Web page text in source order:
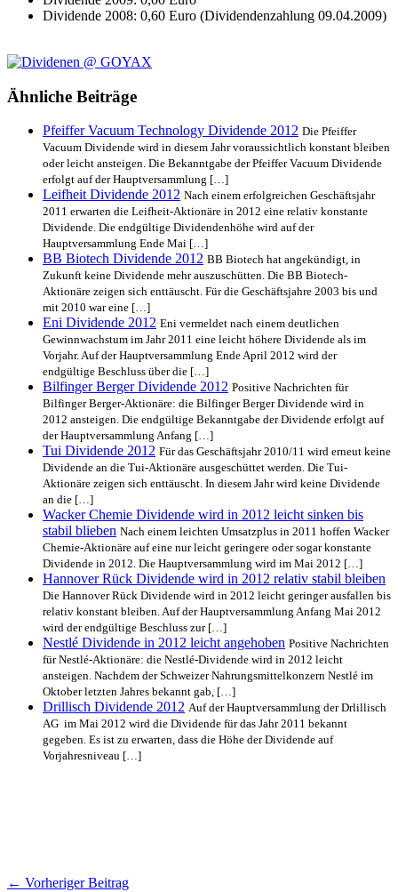
Dividende 2008: 0,60 Euro (Dividendenzahlung 09.04.2009)
Ähnliche Beiträge
Pfeiffer Vacuum Technology Dividende 2012 Die Pfeiffer
Vacuum Dividende wird in diesem Jahr voraussichtlich konstant bleiben
oder leicht ansteigen. Die Bekanntgabe der Pfeiffer Vacuum Dividende
erfolgt auf der Hauptversammlung […]
Leifheit Dividende 2012 Nach einem erfolgreichen Geschäftsjahr
2011 erwarten die Leifheit-Aktionäre in 2012 eine relativ konstante
Dividende. Die endgültige Dividendenhöhe wird auf der
Hauptversammlung Ende Mai […]
BB Biotech Dividende 2012 BB Biotech hat angekündigt, in
Zukunft keine Dividende mehr auszuschütten. Die BB Biotech-
Aktionäre zeigen sich enttäuscht. Für die Geschäftsjahre 2003 bis und
mit 2010 war eine […]
Eni Dividende 2012 Eni vermeldet nach einem deutlichen
Gewinnwachstum im Jahr 2011 eine leicht höhere Dividende als im
Vorjahr. Auf der Hauptversammlung Ende April 2012 wird der
endgültige Beschluss über die […]
Bilfinger Berger Dividende 2012 Positive Nachrichten für
Bilfinger Berger-Aktionäre: die Bilfinger Berger Dividende wird in
2012 ansteigen. Die endgültige Bekanntgabe der Dividende erfolgt auf
der Hauptversammlung Anfang […]
Tui Dividende 2012 Für das Geschäftsjahr 2010/11 wird erneut keine
Dividende an die Tui-Aktionäre ausgeschüttet werden. Die Tui-
Aktionäre zeigen sich enttäuscht. In diesem Jahr wird keine Dividende
an die […]
Wacker Chemie Dividende wird in 2012 leicht sinken bis
stabil blieben Nach einem leichten Umsatzplus in 2011 hoffen Wacker
Chemie-Aktionäre auf eine nur leicht geringere oder sogar konstante
Dividende in 2012. Die Hauptversammlung wird im Mai 2012 […]
Hannover Rück Dividende wird in 2012 relativ stabil bleiben
Die Hannover Rück Dividende wird in 2012 leicht geringer ausfallen bis
relativ konstant bleiben. Auf der Hauptversammlung Anfang Mai 2012
wird der endgültige Beschluss zur […]
Nestlé Dividende in 2012 leicht angehoben Positive Nachrichten
für Nestlé-Aktionäre: die Nestlé-Dividende wird in 2012 leicht
ansteigen. Nachdem der Schweizer Nahrungsmittelkonzern Nestlé im
Oktober letzten Jahres bekannt gab, […]
Drillisch Dividende 2012 Auf der Hauptversammlung der Drlillisch
AG im Mai 2012 wird die Dividende für das Jahr 2011 bekannt
gegeben. Es ist zu erwarten, dass die Höhe der Dividende auf
Vorjahresniveau […]
← Vorheriger Beitrag